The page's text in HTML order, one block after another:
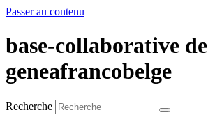
Passer au contenu
base-collaborative de
geneafrancobelge
Recherche